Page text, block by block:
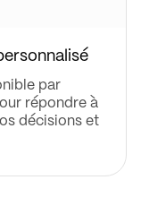
par
répondre à
décisions et